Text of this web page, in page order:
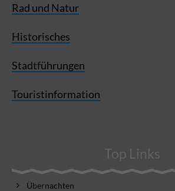
Rad und Natur
Historisches
Stadtführungen
Touristinformation
Top Links
Übernachten